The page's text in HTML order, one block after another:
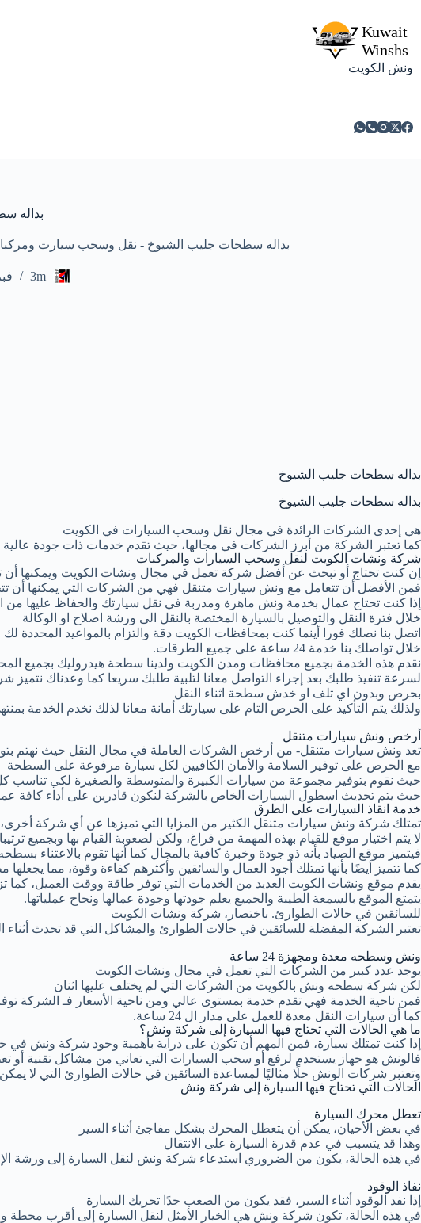
ونش الكويت
بداله
بداله سطحات جليب الشيوخ - نقل وسحب سيارت ومركبات معطلة
3m
بداله سطحات جليب الشيوخ
بداله سطحات جليب الشيوخ
هي إحدى الشركات الرائدة في مجال نقل وسحب السيارات في الكويت
كما تعتبر الشركة من أبرز الشركات في مجالها، حيث تقدم خدمات ذات جودة عالية
شركة ونشات الكويت لنقل وسحب السيارات والمركبات
إن كنت تحتاج أو تبحث عن أفضل شركة تعمل في مجال ونشات الكويت ويمكنها
فمن الأفضل أن تتعامل مع ونش سيارات متنقل فهي من الشركات التي يمكنها
إذا كنت تحتاج عمال بخدمة ونش ماهرة ومدربة في نقل سيارتك والحفاظ عليها من
خلال فترة النقل والتوصيل بالسيارة المختصة بالنقل الى ورشة اصلاح او الوكالة
اتصل بنا نصلك فورا أينما كنت بمحافظات الكويت دقة والتزام بالمواعيد المحددة لك
خلال تواصلك بنا خدمة 24 ساعة على جميع الطرقات.
نقدم هذه الخدمة بجميع محافظات ومدن الكويت ولدينا سطحة هيدروليك بجميع
لسرعة تنفيذ طلبك بعد إجراء التواصل معانا لتلبية طلبك سريعا كما وعدناك نتميز
بحرص وبدون اي تلف او خدش سطحة اثناء النقل
ولذلك يتم التأكيد على الحرص التام على سيارتك أمانة معانا لذلك نخدم الخدمة
أرخص ونش سيارات متنقل
تعد ونش سيارات متنقل- من أرخص الشركات العاملة في مجال النقل حيث نهتم
مع الحرص على توفير السلامة والأمان الكافيين لكل سيارة مرفوعة على السطحة
حيث نقوم بتوفير مجموعة من سيارات الكبيرة والمتوسطة والصغيرة لكي تناسب
حيث يتم تحديث اسطول السيارات الخاص بالشركة لنكون قادرين على أداء كافة
خدمة انقاذ السيارات على الطرق
تمتلك شركة ونش سيارات متنقل الكثير من المزايا التي تميزها عن أي شركة أخرى،
لا يتم اختيار موقع للقيام بهذه المهمة من فراغ، ولكن لصعوبة القيام بها وبجميع
فيتميز موقع الصياد بأنه ذو جودة وخبرة كافية بالمجال كما أنها تقوم بالاعتناء
كما تتميز أيضًا بأنها تمتلك أجود العمال والسائقين وأكثرهم كفاءة وقوة، مما يجعلها
يقدم موقع ونشات الكويت العديد من الخدمات التي توفر طاقة ووقت العميل، كما
يتمتع الموقع بالسمعة الطيبة والجميع يعلم جودتها وجودة عمالها ونجاح عملياتها.
للسائقين في حالات الطوارئ. باختصار، شركة ونشات الكويت
تعتبر الشركة المفضلة للسائقين في حالات الطوارئ والمشاكل التي قد تحدث
ونش وسطحه معدة ومجهزة 24 ساعة
يوجد عدد كبير من الشركات التي تعمل في مجال ونشات الكويت
لكن شركة سطحه ونش بالكويت من الشركات التي لم يختلف عليها اثنان
فمن ناحية الخدمة فهي تقدم خدمة بمستوى عالي ومن ناحية الأسعار فـ الشركة
كما أن سيارات النقل معدة للعمل على مدار ال 24 ساعة.
ما هي الحالات التي تحتاج فيها السيارة إلى شركة ونش؟
إذا كنت تمتلك سيارة، فمن المهم أن تكون على دراية بأهمية وجود شركة ونش في
فالونش هو جهاز يستخدم لرفع أو سحب السيارات التي تعاني من مشاكل تقنية أو
وتعتبر شركات الونش حلًا مثاليًا لمساعدة السائقين في حالات الطوارئ التي لا يمكن
الحالات التي تحتاج فيها السيارة إلى شركة ونش
تعطل محرك السيارة
في بعض الأحيان، يمكن أن يتعطل المحرك بشكل مفاجئ أثناء السير
وهذا قد يتسبب في عدم قدرة السيارة على الانتقال
في هذه الحالة، يكون من الضروري استدعاء شركة ونش لنقل السيارة إلى ورشة
نفاذ الوقود
إذا نفد الوقود أثناء السير، فقد يكون من الصعب جدًا تحريك السيارة
في هذه الحالة، تكون شركة ونش هي الخيار الأمثل لنقل السيارة إلى أقرب محطة